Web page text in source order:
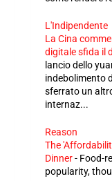
L'Indipendente
La Cina
digitale sfida il
lancio dello
indebolimento
sferrato un
internaz...
Reason
The
Dinner- Food-
popularity,